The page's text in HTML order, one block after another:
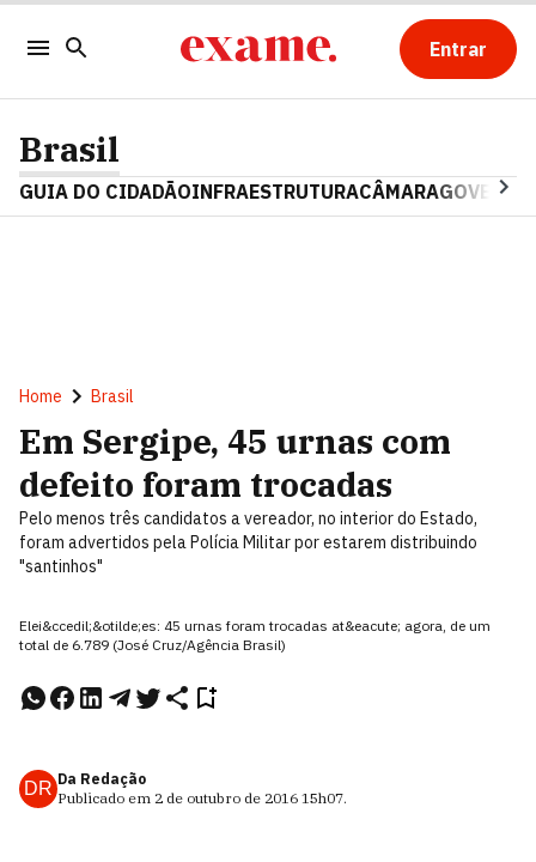
Entrar
Brasil
GUIA DO CIDADÃOINFRAESTRUTURACÂMARAGOVERNO
Home Brasil
Em Sergipe, 45 urnas com
defeito foram trocadas
Pelo menos três candidatos a vereador, no interior do Estado,
foram advertidos pela Polícia Militar por estarem distribuindo
"santinhos"
Elei&ccedil;&otilde;es: 45 urnas foram trocadas at&eacute; agora, de um
total de 6.789 (José Cruz/Agência Brasil)
DR Da Redação
Publicado em 2 de outubro de 2016 15h07.